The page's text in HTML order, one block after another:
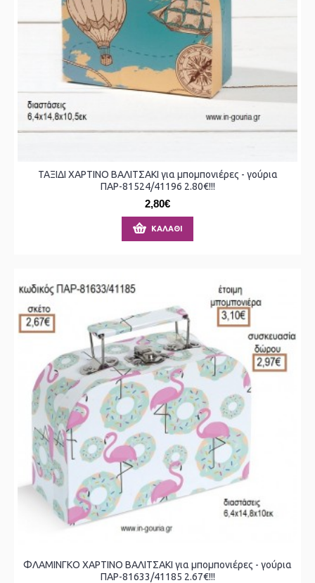
ΤΑΞΙΔΙ ΧΑΡΤΙΝΟ ΒΑΛΙΤΣΑΚΙ για μπομπονιέρες - γούρια
ΠΑΡ-81524/41196 2.80€!!!
2,80€
ΚΑΛΆΘΙ
ΦΛΑΜΙΝΓΚΟ ΧΑΡΤΙΝΟ ΒΑΛΙΤΣΑΚΙ για μπομπονιέρες - γούρια
ΠΑΡ-81633/41185 2.67€!!!